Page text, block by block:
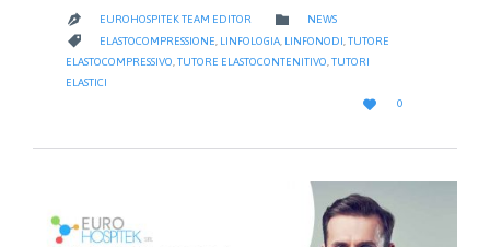
 EUROHOSPITEK TEAM EDITOR  CATEGORY
NEWS
 CATEGORY
ELASTOCOMPRESSIONE LINFOLOGIA LINFONODI TUTORE
ELASTOCOMPRESSIVO,TUTORE ELASTOCONTENITIVO,TUTORI
ELASTICI

LOVE
0